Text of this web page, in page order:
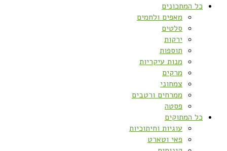
כל המתכונים
מאפים ולחמים
סלטים
ירקות
תוספות
מנות עיקריות
מרקים
צמחוני
ממרחים ורטבים
פסטה
כל המתוקים
עוגיות וחיתוכיות
פאי וטארט